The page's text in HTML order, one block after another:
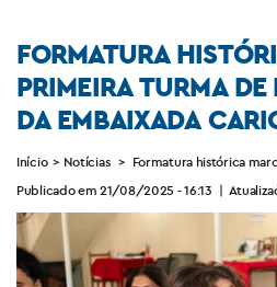
FORMATURA
PRIMEIRA TURMA
DA EMBAIXADA
Início > Notícias > Formatura histórica
Publicado em 21/08/2025 - 16:13 |